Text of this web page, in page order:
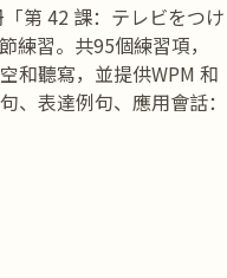
第 42 課：テレビをつけ
練習。共95個練習項，
和聽寫，並提供WPM 和
、表達例句、應用會話：